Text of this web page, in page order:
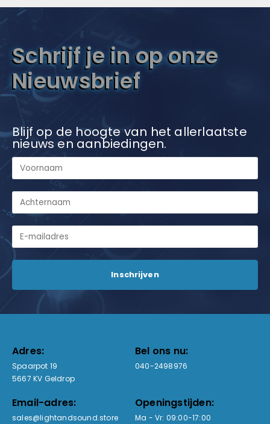
Schrijf je in op onze
Nieuwsbrief
Blijf op de hoogte van het allerlaatste
nieuws en aanbiedingen.
Adres:
Spaarpot 19
5667 KV Geldrop
Bel ons nu:
040-2498976
Email-adres:
sales@lightandsound.store
Openingstijden:
Ma - Vr: 09:00-17:00